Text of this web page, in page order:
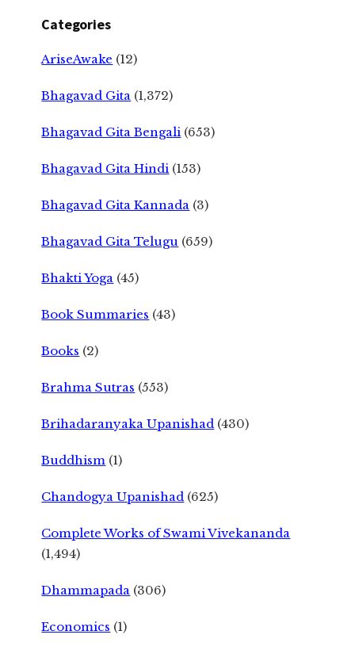
Categories
AriseAwake (12)
Bhagavad Gita (1,372)
Bhagavad Gita Bengali (653)
Bhagavad Gita Hindi (153)
Bhagavad Gita Kannada (3)
Bhagavad Gita Telugu (659)
Bhakti Yoga (45)
Book Summaries (43)
Books (2)
Brahma Sutras (553)
Brihadaranyaka Upanishad (430)
Buddhism (1)
Chandogya Upanishad (625)
Complete Works of Swami Vivekananda
(1,494)
Dhammapada (306)
Economics (1)